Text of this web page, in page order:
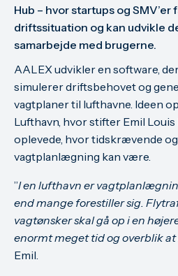
Hub – hvor startups og
driftssituation og kan udvikle
samarbejde med brugerne.
AALEX udvikler en software,
simulerer driftsbehovet og
vagtplaner til lufthavne. Ideen
Lufthavn, hvor stifter Emil Louis
oplevede, hvor tidskrævende
vagtplanlægning kan være.
”I en lufthavn er
end mange forestiller sig.
vagtønsker skal gå op i en
enormt meget tid og overblik
Emil.